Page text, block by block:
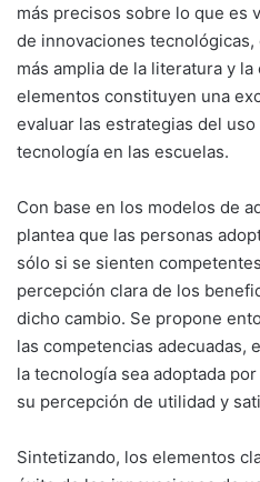
más precisos sobre lo que es
de innovaciones
más amplia de la literatura y
elementos constituyen una
evaluar las estrategias del
tecnología en las escuelas.
Con base en los modelos de
plantea que las personas
sólo si se sienten
percepción clara de los
dicho cambio. Se propone
las competencias adecuadas,
la tecnología sea adoptada
su percepción de utilidad y
Sintetizando, los elementos